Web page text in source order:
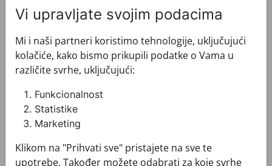
Dezen: Tematski
Motiv: Glagoljica
Boja: Svijetlo plava
Proizvod: Kravata
Veličina: Standardna 8 cm
Brand: CROATA
Sirovinski sastav : Svila 100%
+ MATERIJAL I ODRŽAVANJE
+ DOSTAVA
+ POVRATI I ZAMJENE
Vi upravljate svojim podacima
Mi i naši partneri koristimo tehnologije, uključujući
kolačiće, kako bismo prikupili podatke o Vama u
različite svrhe, uključujući:
Funkcionalnost
Statistike
Marketing
Klikom na "Prihvati sve" pristajete na sve te
upotrebe. Također možete odabrati za koje svrhe